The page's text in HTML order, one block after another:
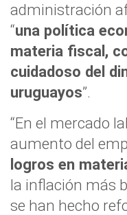
administración
“una política
materia fiscal,
cuidadoso del
uruguayos”.
“En el mercado
aumento del
logros en
la inflación más
se han hecho